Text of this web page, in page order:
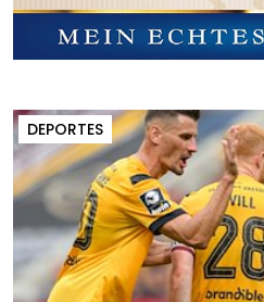
DEPORTES